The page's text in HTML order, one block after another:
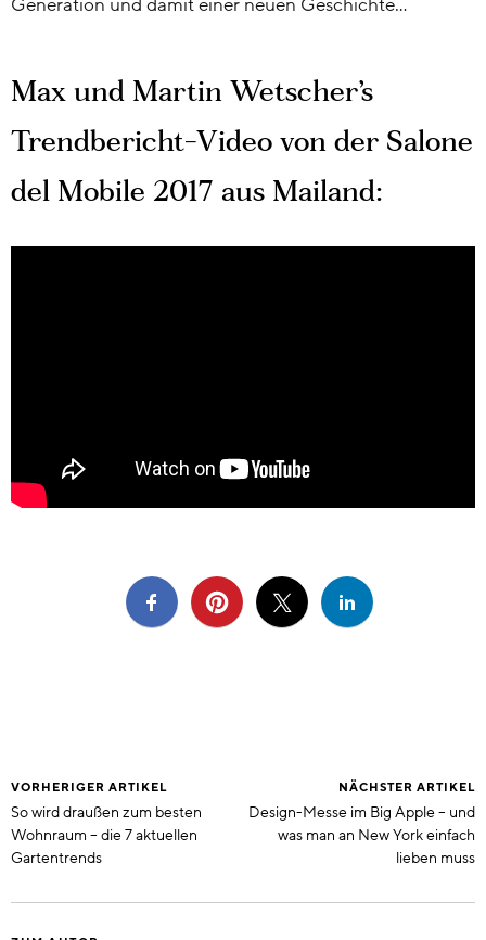
Max und Martin Wetscher’s
Trendbericht-Video von der Salone
del Mobile 2017 aus Mailand:
VORHERIGER ARTIKEL
So wird draußen zum besten
Wohnraum – die 7 aktuellen
Gartentrends
NÄCHSTER ARTIKEL
Design-Messe im Big Apple – und
was man an New York einfach
lieben muss